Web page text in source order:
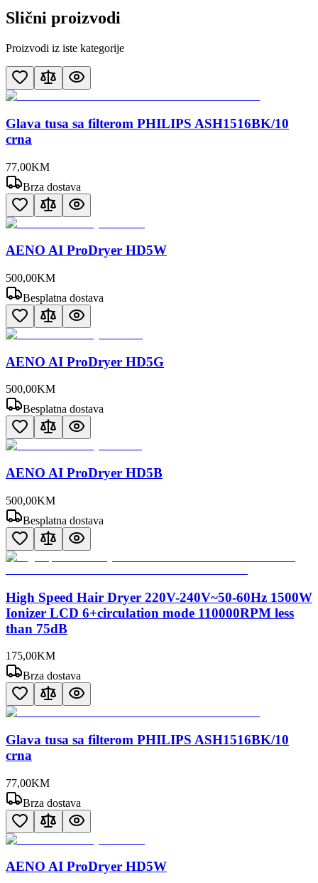
Slični proizvodi
Proizvodi iz iste kategorije
Glava tusa sa filterom PHILIPS ASH1516BK/10
crna
77,00KM
Brza dostava
AENO AI ProDryer HD5W
500,00KM
Besplatna dostava
AENO AI ProDryer HD5G
500,00KM
Besplatna dostava
AENO AI ProDryer HD5B
500,00KM
Besplatna dostava
High Speed Hair Dryer 220V-240V~50-60Hz 1500W
Ionizer LCD 6+circulation mode 110000RPM less
than 75dB
175,00KM
Brza dostava
Glava tusa sa filterom PHILIPS ASH1516BK/10
crna
77,00KM
Brza dostava
AENO AI ProDryer HD5W